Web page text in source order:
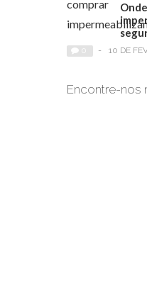
- 10 DE
Encontre-nos